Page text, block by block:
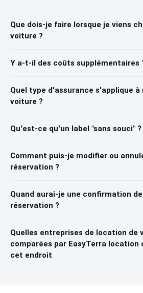
Que dois-je faire lorsque je viens
voiture ?
Y a-t-il des coûts supplémentaires
Quel type d'assurance s'applique
voiture ?
Qu'est-ce qu'un label "sans souci" ?
Comment puis-je modifier ou
réservation ?
Quand aurai-je une confirmation
réservation ?
Quelles entreprises de location de
comparées par EasyTerra location
cet endroit